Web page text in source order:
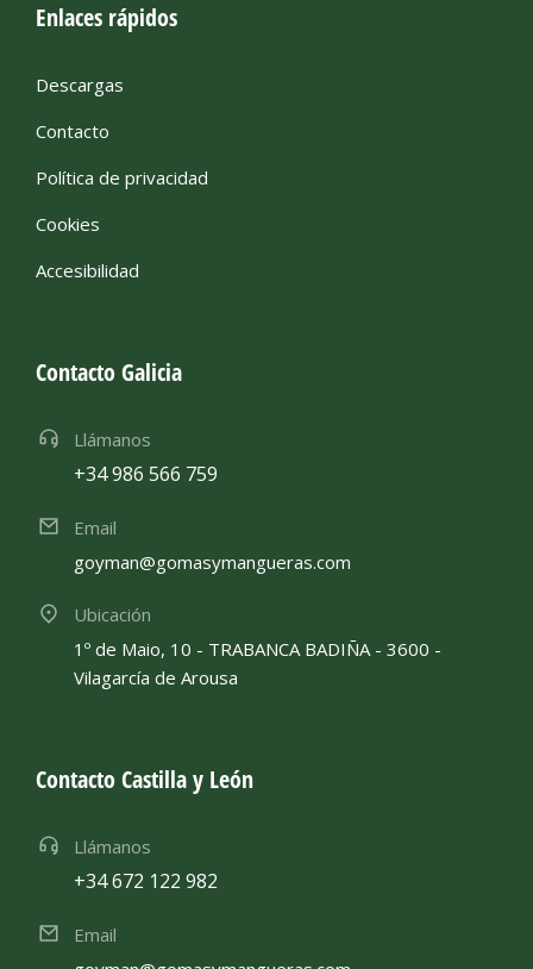
Enlaces rápidos
Descargas
Contacto
Política de privacidad
Cookies
Accesibilidad
Contacto Galicia
Llámanos
+34 986 566 759
Email
goyman@gomasymangueras.com
Ubicación
1º de Maio, 10 - TRABANCA BADIÑA - 3600 -
Vilagarcía de Arousa
Contacto Castilla y León
Llámanos
+34 672 122 982
Email